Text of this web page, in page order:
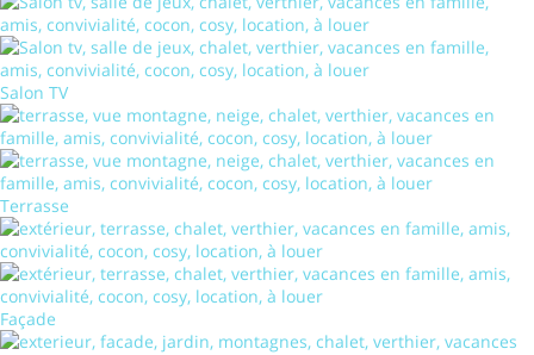
Salon TV
Terrasse
Façade